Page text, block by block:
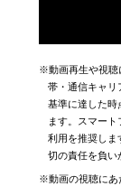
※動画再生や視聴
帯・通信キャリ
基準に達した時
ます。スマー
利用を推奨しま
切の責任を負い
※動画の視聴にあ